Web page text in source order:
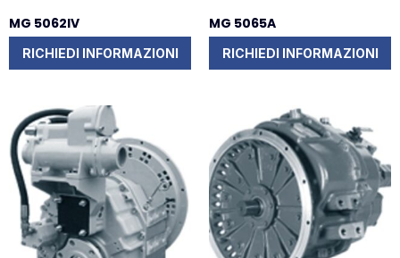
MG 5062IV
RICHIEDI INFORMAZIONI
MG 5065A
RICHIEDI INFORMAZIONI